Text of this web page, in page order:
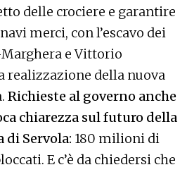
delle crociere e garantire
merci, con l’escavo dei
e Vittorio
realizzazione della nuova
Richieste al governo anche
chiarezza sul futuro della
di Servola: 180 milioni di
E c’è da chiedersi che